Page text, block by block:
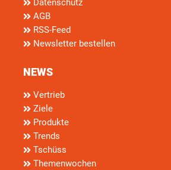
Datenschutz
AGB
RSS-Feed
Newsletter bestellen
NEWS
Vertrieb
Ziele
Produkte
Trends
Tschüss
Themenwochen